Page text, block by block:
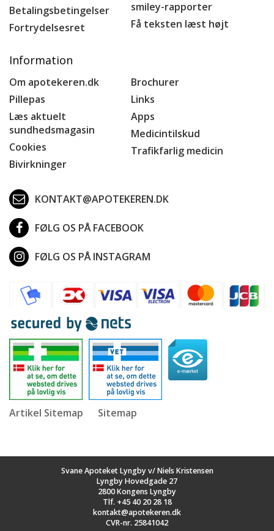
Betalingsbetingelser
Fortrydelsesret
smiley-rapporter
Få teksten læst højt
Information
Om apotekeren.dk
Pillepas
Læs aktuelt
sundhedsmagasin
Cookies
Bivirkninger
Brochurer
Links
Apps
Medicintilskud
Trafikfarlig medicin
KONTAKT@APOTEKEREN.DK
FØLG OS PÅ FACEBOOK
FØLG OS PÅ INSTAGRAM
Artikel Sitemap Sitemap
Svane Apoteket Lyngby v/ Niels Kristensen
Lyngby Hovedgade 27
2800 Kongens Lyngby
Tlf. +45 40 20 28 18
kontakt@apotekeren.dk
CVR-nr. 25841042